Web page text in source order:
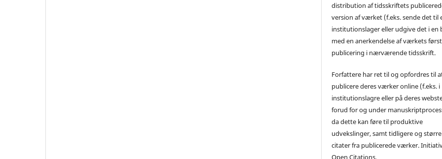
distribution af tidsskriftets
version af værket (f.eks. sende det til
institutionslager eller udgive det i en
med en anerkendelse af værkets
publicering i nærværende tidsskrift.
Forfattere har ret til og opfordres til
publicere deres værker online (f.eks. i
institutionslagre eller på deres
forud for og under
da dette kan føre til produktive
udvekslinger, samt tidligere og større
citater fra publicerede værker.
Open Citations.